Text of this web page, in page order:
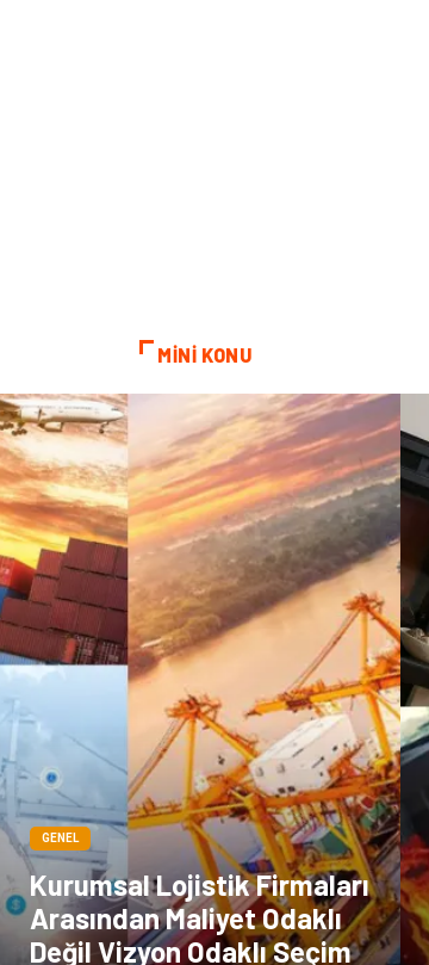
MİNİ KONU
GENEL
Kurumsal Lojistik Firmaları
Arasından Maliyet Odaklı
Değil Vizyon Odaklı Seçim